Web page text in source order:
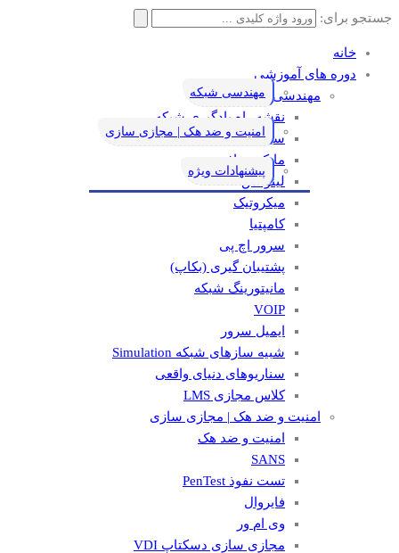
جستجو برای:
خانه
دوره های آموزشی
مهندسی شبکه
نقشه راه یادگیری شبکه
سیسکو
مایکروسافت
لینوکس
میکروتیک
کامپتیا
سرور اچ پی
پشتیبان گیری (بکاپ)
مانيتورينگ شبکه
VOIP
ایمیل سرور
شبیه سازهای شبکه Simulation
سناریوهای دنیای واقعی
کلاس مجازی LMS
امنیت و ضد هک | مجازی سازی
امنیت و ضد هک
SANS
تست نفوذ PenTest
فایروال
وی ام ور
مجازی سازی دسکتاپ VDI
مهندسی شبکه
امنیت و ضد هک | مجازی سازی
پیشنهادات ویژه